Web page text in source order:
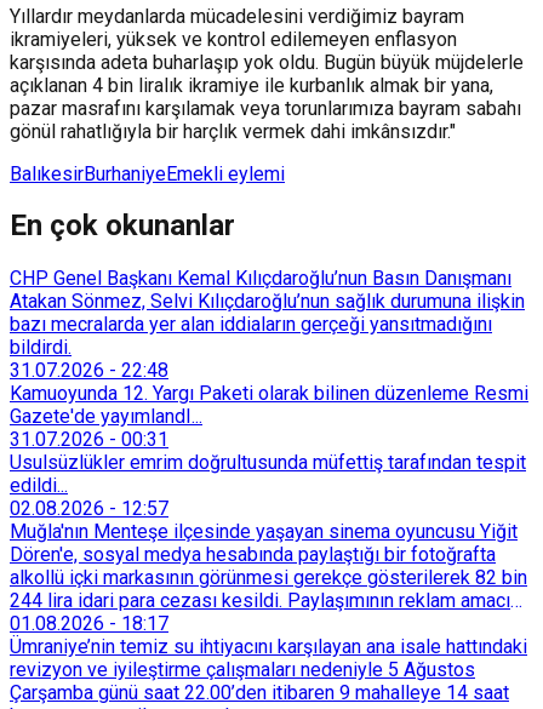
Yıllardır meydanlarda mücadelesini verdiğimiz bayram
ikramiyeleri, yüksek ve kontrol edilemeyen enflasyon
karşısında adeta buharlaşıp yok oldu. Bugün büyük müjdelerle
açıklanan 4 bin liralık ikramiye ile kurbanlık almak bir yana,
pazar masrafını karşılamak veya torunlarımıza bayram sabahı
gönül rahatlığıyla bir harçlık vermek dahi imkânsızdır."
BalıkesirBurhaniyeEmekli eylemi
En çok okunanlar
CHP Genel Başkanı Kemal Kılıçdaroğlu’nun Basın Danışmanı
Atakan Sönmez, Selvi Kılıçdaroğlu’nun sağlık durumuna ilişkin
bazı mecralarda yer alan iddiaların gerçeği yansıtmadığını
bildirdi.
31.07.2026 - 22:48
Kamuoyunda 12. Yargı Paketi olarak bilinen düzenleme Resmi
Gazete'de yayımlandI...
31.07.2026 - 00:31
Usulsüzlükler emrim doğrultusunda müfettiş tarafından tespit
edildi...
02.08.2026 - 12:57
Muğla'nın Menteşe ilçesinde yaşayan sinema oyuncusu Yiğit
Dören'e, sosyal medya hesabında paylaştığı bir fotoğrafta
alkollü içki markasının görünmesi gerekçe gösterilerek 82 bin
244 lira idari para cezası kesildi. Paylaşımının reklam amacı
taşımadığını savunan Dören, cezanın iptali için yargıya
başvurdu.
01.08.2026 - 18:17
Ümraniye’nin temiz su ihtiyacını karşılayan ana isale hattındaki
revizyon ve iyileştirme çalışmaları nedeniyle 5 Ağustos
Çarşamba günü saat 22.00’den itibaren 9 mahalleye 14 saat